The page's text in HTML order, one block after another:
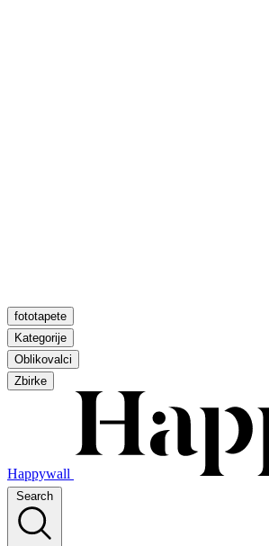
fototapete
Kategorije
Oblikovalci
Zbirke
Happywall
Search